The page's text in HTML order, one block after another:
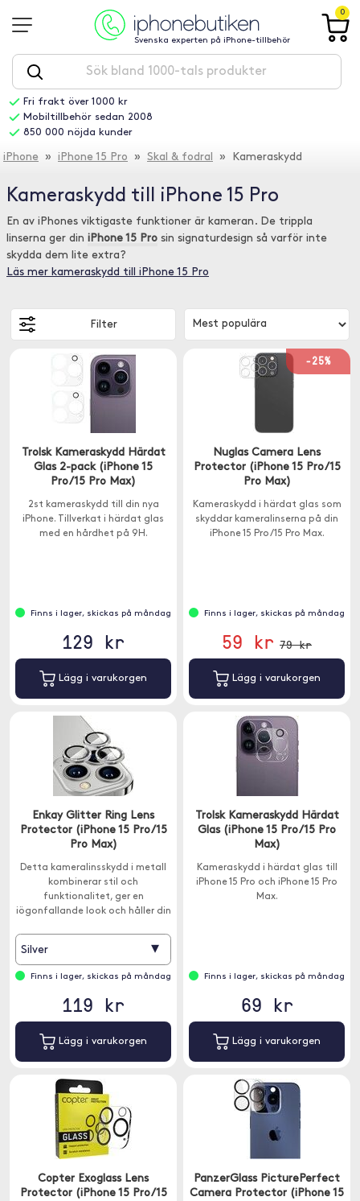
Svenska experten på iPhone-tillbehör
0
Fri frakt över 1000 kr
Mobiltillbehör sedan 2008
850 000 nöjda kunder
iPhone » iPhone 15 Pro » Skal & fodral » Kameraskydd
Kameraskydd till iPhone 15 Pro
En av iPhones viktigaste funktioner är kameran. De trippla
linserna ger din iPhone 15 Pro sin signaturdesign så varför inte
skydda dem lite extra?
Läs mer kameraskydd till iPhone 15 Pro
Filter
Trolsk Kameraskydd Härdat
Glas 2-pack (iPhone 15
Pro/15 Pro Max)
2st kameraskydd till din nya
iPhone. Tillverkat i härdat glas
med en hårdhet på 9H.
Finns i lager, skickas på måndag
129 kr
Lägg i varukorgen
-25%
Nuglas Camera Lens
Protector (iPhone 15 Pro/15
Pro Max)
Kameraskydd i härdat glas som
skyddar kameralinserna på din
iPhone 15 Pro/15 Pro Max.
Finns i lager, skickas på måndag
59 kr 79 kr
Lägg i varukorgen
Enkay Glitter Ring Lens
Protector (iPhone 15 Pro/15
Pro Max)
Detta kameralinsskydd i metall
kombinerar stil och
funktionalitet, ger en
iögonfallande look och håller din
Silver ▾
Finns i lager, skickas på måndag
119 kr
Lägg i varukorgen
Trolsk Kameraskydd Härdat
Glas (iPhone 15 Pro/15 Pro
Max)
Kameraskydd i härdat glas till
iPhone 15 Pro och iPhone 15 Pro
Max.
Finns i lager, skickas på måndag
69 kr
Lägg i varukorgen
Copter Exoglass Lens
Protector (iPhone 15 Pro/15
PanzerGlass PicturePerfect
Camera Protector (iPhone 15